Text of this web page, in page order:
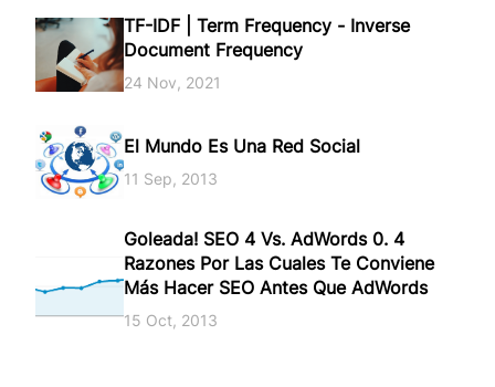
TF-IDF | Term Frequency - Inverse
Document Frequency
24 Nov, 2021
El Mundo Es Una Red Social
11 Sep, 2013
Goleada! SEO 4 Vs. AdWords 0. 4
Razones Por Las Cuales Te Conviene
Más Hacer SEO Antes Que AdWords
15 Oct, 2013